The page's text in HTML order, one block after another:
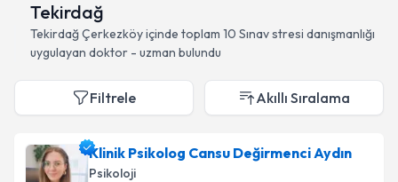
Tekirdağ
TekirdağÇerkezköyiçinde toplam 10 Sınav stresi danışmanlığı
uygulayan doktor - uzman bulundu
Filtrele Akıllı Sıralama
Klinik Psikolog Cansu Değirmenci Aydın
Psikoloji